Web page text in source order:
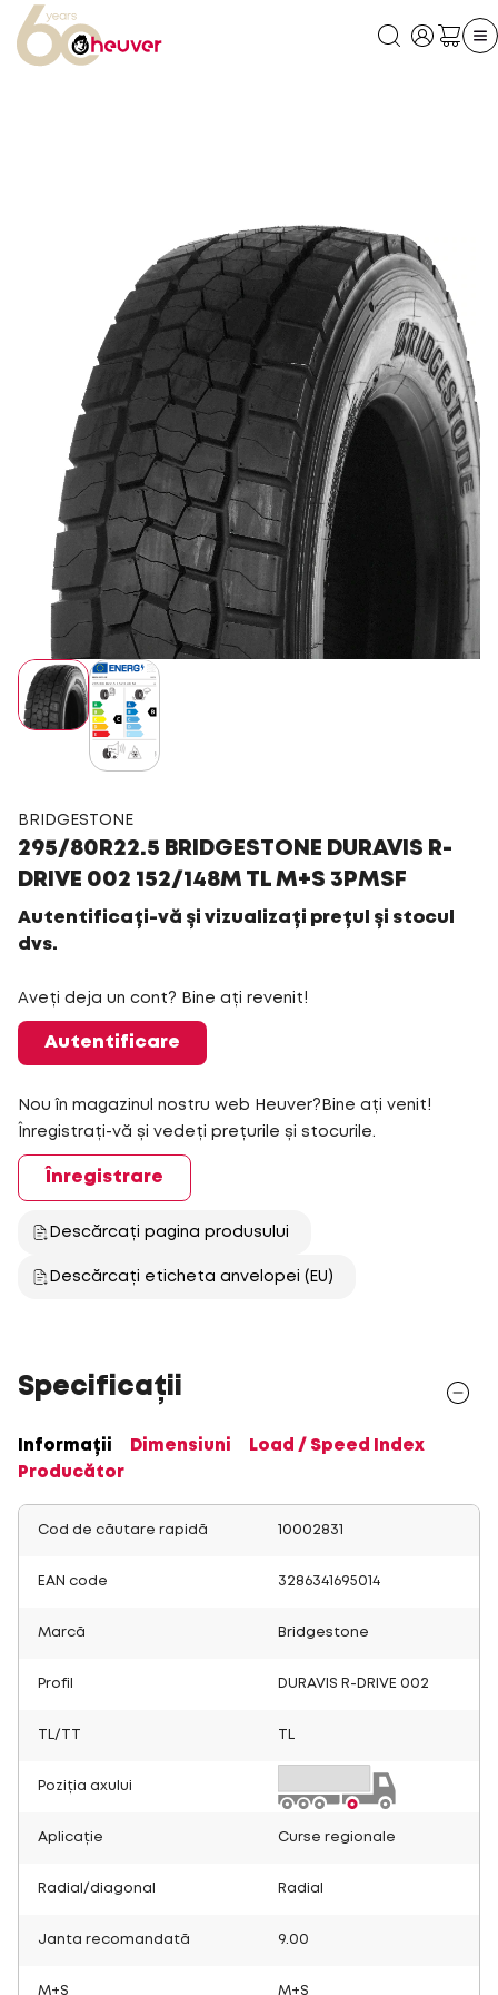
BRIDGESTONE
295/80R22.5 BRIDGESTONE DURAVIS R-
DRIVE 002 152/148M TL M+S 3PMSF
Autentificați-vă și vizualizați prețul și stocul
dvs.
Aveți deja un cont? Bine ați revenit!
Autentificare
Nou în magazinul nostru web Heuver?Bine ați venit!
Înregistrați-vă și vedeți prețurile și stocurile.
Înregistrare
Descărcați pagina produsului
Descărcați eticheta anvelopei (EU)
Specificații
Informații Dimensiuni
Load / Speed Index
Producător
Cod de căutare rapidă 10002831
EAN code 3286341695014
Marcă Bridgestone
Profil DURAVIS R-DRIVE 002
TL/TT
Poziția axului
Aplicație Curse regionale
Radial/diagonal Radial
Janta recomandată 9.00
M+S M+S